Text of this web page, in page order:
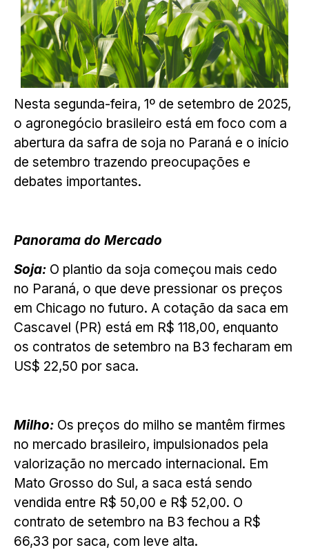
Nesta segunda-feira, 1º de setembro de 2025,
o agronegócio brasileiro está em foco com a
abertura da safra de soja no Paraná e o início
de setembro trazendo preocupações e
debates importantes.
Panorama do Mercado
Soja: O plantio da soja começou mais cedo
no Paraná, o que deve pressionar os preços
em Chicago no futuro. A cotação da saca em
Cascavel (PR) está em R$ 118,00, enquanto
os contratos de setembro na B3 fecharam em
US$ 22,50 por saca.
Milho: Os preços do milho se mantêm firmes
no mercado brasileiro, impulsionados pela
valorização no mercado internacional. Em
Mato Grosso do Sul, a saca está sendo
vendida entre R$ 50,00 e R$ 52,00. O
contrato de setembro na B3 fechou a R$
66,33 por saca, com leve alta.